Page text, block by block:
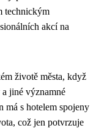
technickým
akcí na
životě města, když
jiné významné
má s hotelem spojeny
což jen potvrzuje